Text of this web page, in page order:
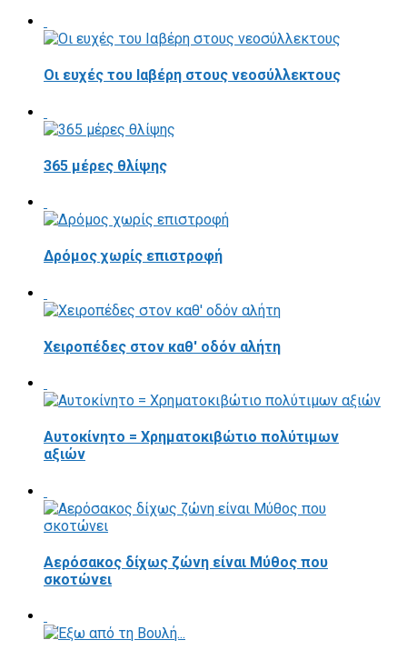
Οι ευχές του Ιαβέρη στους νεοσύλλεκτους
365 μέρες θλίψης
Δρόμος χωρίς επιστροφή
Χειροπέδες στον καθ' οδόν αλήτη
Αυτοκίνητο = Χρηματοκιβώτιο πολύτιμων
αξιών
Αερόσακος δίχως ζώνη είναι Μύθος που
σκοτώνει